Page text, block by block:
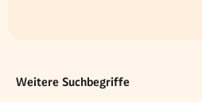
Weitere Suchbegriffe